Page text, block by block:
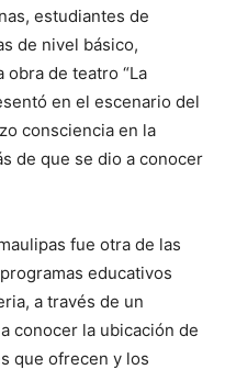
estudiantes de
de nivel básico,
de teatro “La
en el escenario del
consciencia en la
de que se dio a conocer
fue otra de las
educativos
a través de un
conocer la ubicación de
que ofrecen y los